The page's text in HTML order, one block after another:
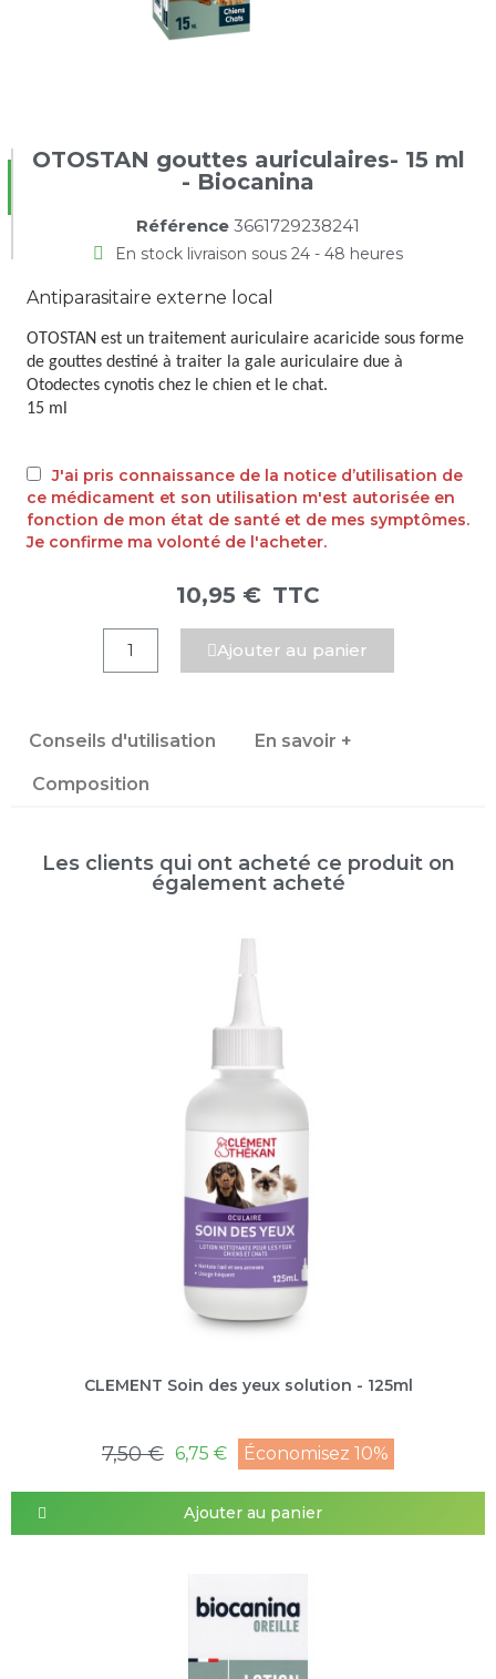
OTOSTAN gouttes auriculaires- 15 ml
- Biocanina
Référence 3661729238241
En stock livraison sous 24 - 48 heures
Antiparasitaire externe local
OTOSTAN est un traitement auriculaire acaricide sous forme
de gouttes destiné à traiter la gale auriculaire due à
Otodectes cynotis chez le chien et le chat.
15 ml
J'ai pris connaissance de la notice d’utilisation de
ce médicament et son utilisation m'est autorisée en
fonction de mon état de santé et de mes symptômes.
Je confirme ma volonté de l'acheter.
10,95 € TTC
Ajouter au panier
Conseils d'utilisation En savoir +
Composition
Les clients qui ont acheté ce produit on
également acheté
CLEMENT Soin des yeux solution - 125ml
7,50 € 6,75 € Économisez 10%
Ajouter au panier